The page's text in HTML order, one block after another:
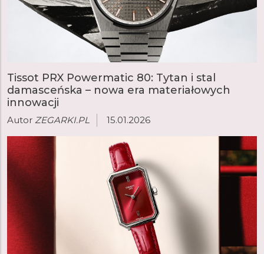
Tissot PRX Powermatic 80: Tytan i stal
damasceńska – nowa era materiałowych
innowacji
Autor ZEGARKI.PL 15.01.2026